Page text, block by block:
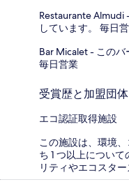
Restaurante Almudi
しています。 毎日
Bar Micalet - このバ
毎日営業
受賞歴と加盟団体
エコ認証取得施設
この施設は、環境
ち 1 つ以上につい
リティやエコスター